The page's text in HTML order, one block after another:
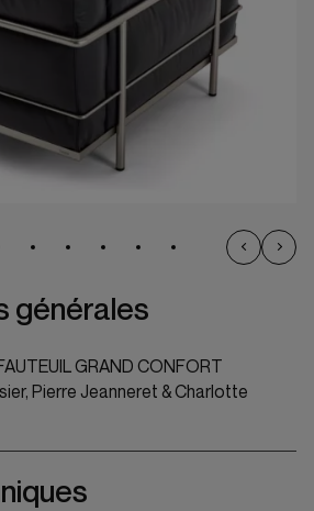
générales
GRAND CONFORT
Pierre Jeanneret & Charlotte